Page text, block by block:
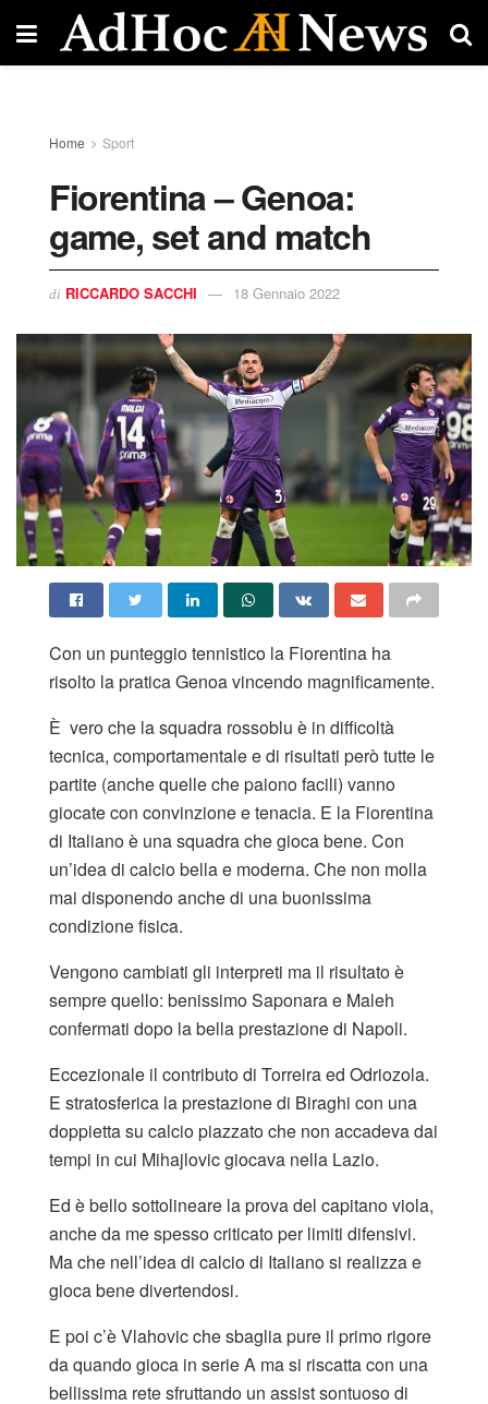
Home Sport
Fiorentina – Genoa:
game, set and match
di RICCARDO SACCHI 18 Gennaio 2022
Con un punteggio tennistico la Fiorentina ha
risolto la pratica Genoa vincendo magnificamente.
È vero che la squadra rossoblu è in difficoltà
tecnica, comportamentale e di risultati però tutte le
partite (anche quelle che paiono facili) vanno
giocate con convinzione e tenacia. E la Fiorentina
di Italiano è una squadra che gioca bene. Con
un’idea di calcio bella e moderna. Che non molla
mai disponendo anche di una buonissima
condizione fisica.
Vengono cambiati gli interpreti ma il risultato è
sempre quello: benissimo Saponara e Maleh
confermati dopo la bella prestazione di Napoli.
Eccezionale il contributo di Torreira ed Odriozola.
E stratosferica la prestazione di Biraghi con una
doppietta su calcio piazzato che non accadeva dai
tempi in cui Mihajlovic giocava nella Lazio.
Ed è bello sottolineare la prova del capitano viola,
anche da me spesso criticato per limiti difensivi.
Ma che nell’idea di calcio di Italiano si realizza e
gioca bene divertendosi.
E poi c’è Vlahovic che sbaglia pure il primo rigore
da quando gioca in serie A ma si riscatta con una
bellissima rete sfruttando un assist sontuoso di